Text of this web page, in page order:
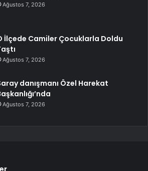
Ağustos 7, 2026
İlçede Camiler Çocuklarla Doldu
Ağustos 7, 2026
danışmanı Özel Harekat
Ağustos 7, 2026